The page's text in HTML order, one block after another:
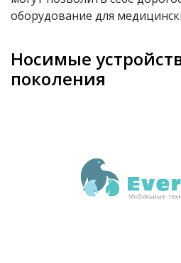
оборудование для
Носимые
поколения